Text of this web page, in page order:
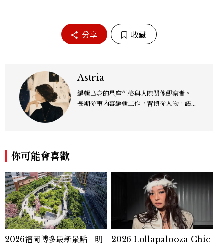
分享 收藏
Astria
編輯出身的星座性格與人際關係觀察者。
長期從事內容編輯工作，習慣從人物、語言
慣出發，整理出不同性格之間容易產生的誤
解與關係盲點。對我而言，星座是一套理解
差異的觀察語言，也是一個重新認識自己與
他人最好的入口。 透過編輯特有的敏銳度
與敘事能力，我將抽象的星座性格轉化為具
體而熟悉的生活場景，讓讀者在十二星座的
不同反應中，看見自己，也更理解身邊的
你可能會喜歡
2026福岡博多最新景點「明
2026 Lollapalooza Chic